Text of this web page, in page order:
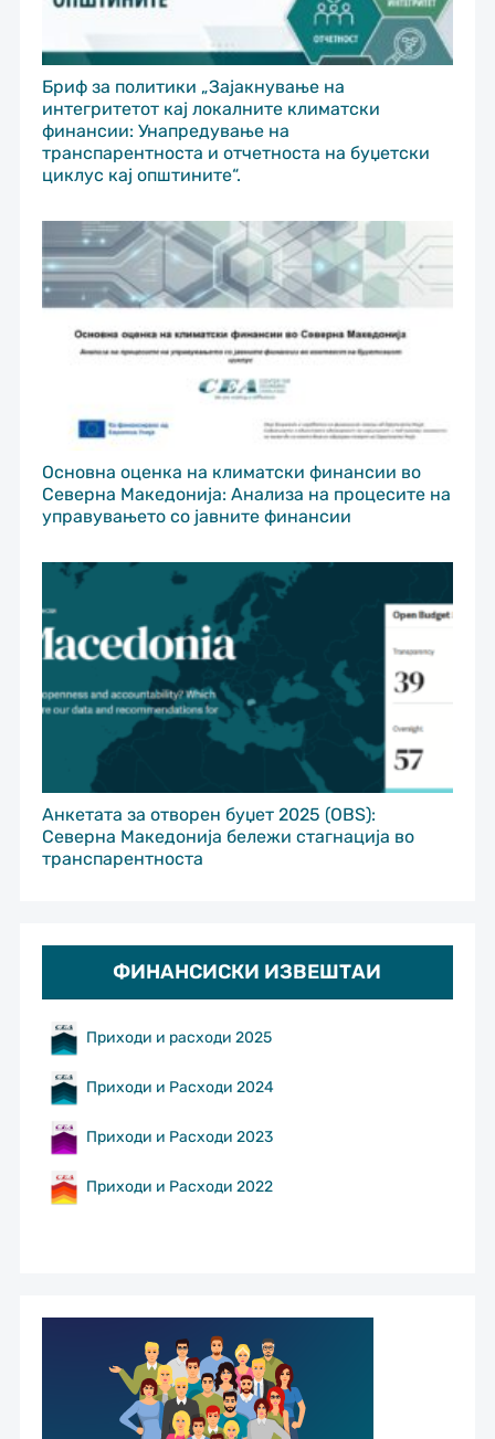
Бриф за политики „Зајакнување на
интегритетот кај локалните климатски
финансии: Унапредување на
транспарентноста и отчетноста на буџетски
циклус кај општините“.
Основна оценка на климатски финансии во
Северна Македонија: Анализа на процесите на
управувањето со јавните финансии
Анкетата за отворен буџет 2025 (OBS):
Северна Македонија бележи стагнација во
транспарентноста
ФИНАНСИСКИ ИЗВЕШТАИ
Приходи и расходи 2025
Приходи и Расходи 2024
Приходи и Расходи 2023
Приходи и Расходи 2022